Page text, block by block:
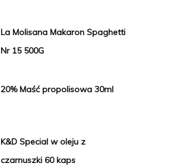
La Molisana Makaron Spaghetti
Nr 15 500G
20% Maść propolisowa 30ml
K&D Special w oleju z
czarnuszki 60 kaps